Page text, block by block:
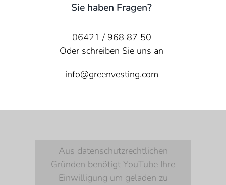
Sie haben Fragen?
06421 / 968 87 50
Oder schreiben Sie uns an
info@greenvesting.com
Aus datenschutzrechtlichen
Gründen benötigt YouTube Ihre
Einwilligung um geladen zu